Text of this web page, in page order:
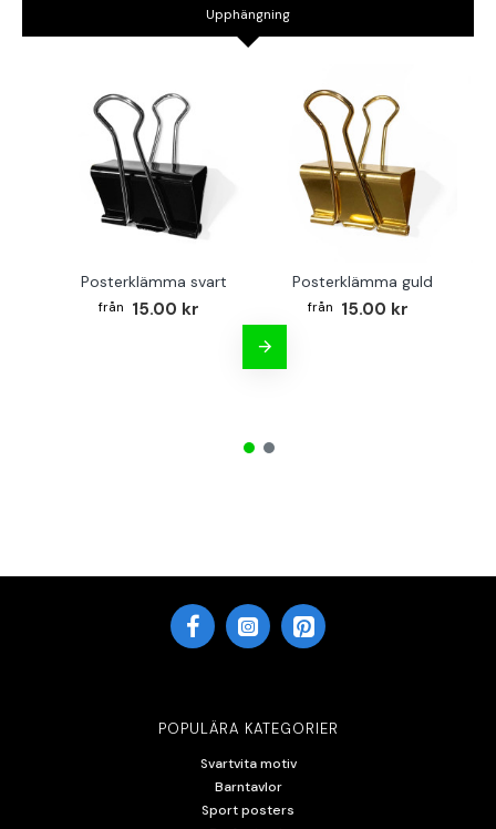
Upphängning
Posterklämma svart
15.00 kr
Posterklämma guld
15.00 kr
POPULÄRA KATEGORIER
Svartvita motiv
Barntavlor
Sport posters